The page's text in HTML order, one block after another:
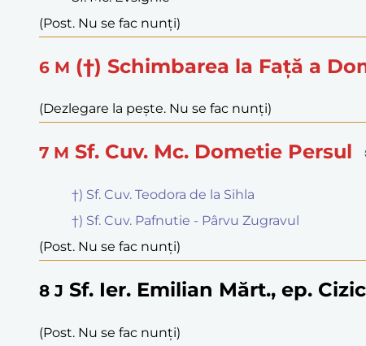
(Post. Nu se fac nunți)
6 M (†) Schimbarea la Față a
(Dezlegare la pește. Nu se fac nunți)
7 M Sf. Cuv. Mc. Dometie Persul
†) Sf. Cuv. Teodora de la Sihla
†) Sf. Cuv. Pafnutie - Pârvu Zugravul
(Post. Nu se fac nunți)
8 J Sf. Ier. Emilian Mărt., ep.
(Post. Nu se fac nunți)